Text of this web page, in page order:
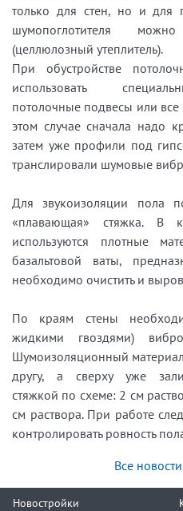
только для стен, но и для
шумопоглотителя
(целлюлозный утеплитель).
При обустройстве
использовать
потолочные подвесы или все
этом случае сначала надо
затем уже профили под
транслировали шумовые
Для звукоизоляции пола
«плавающая» стяжка. В
используются плотные
базальтовой ваты,
необходимо очистить и
По краям стены
жидкими гвоздями)
Шумоизоляционный
другу, а сверху уже
стяжкой по схеме: 2 см
см раствора. При работе
контролировать ровность
Все
Новостройки